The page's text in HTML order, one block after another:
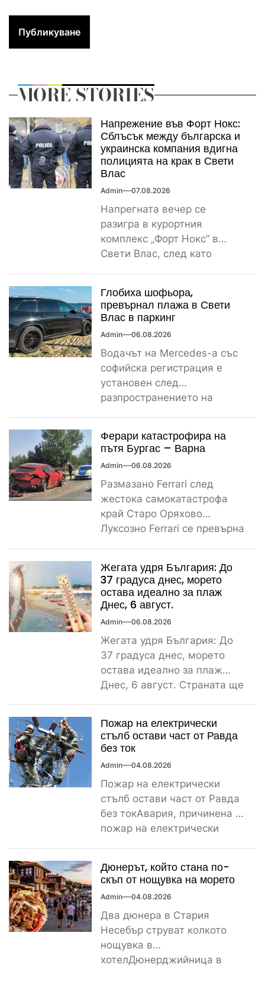
MORE STORIES
Напрежение във Форт Нокс:
Сблъсък между българска и
украинска компания вдигна
полицията на крак в Свети
Влас
Admin 07.08.2026
Напрегната вечер се
разигра в курортния
комплекс „Форт Нокс“ в
Свети Влас, след като
Глобиха шофьора,
превърнал плажа в Свети
Влас в паркинг
Admin 06.08.2026
Водачът на Mercedes-а със
софийска регистрация е
установен след
разпространението на
1000...
Ферари катастрофира на
пътя Бургас – Варна
Admin 06.08.2026
Размазано Ferrari след
жестока самокатастрофа
край Старо Оряхово
Луксозно Ferrari се превърна
сутрин...
Жегата удря България: До
37 градуса днес, морето
остава идеално за плаж
Днес, 6 август.
Admin 06.08.2026
Жегата удря България: До
37 градуса днес, морето
остава идеално за плаж
Днес, 6 август. Страната ще
Пожар на електрически
стълб остави част от Равда
без ток
Admin 04.08.2026
Пожар на електрически
стълб остави част от Равда
без токАвария, причинена от
пожар на електрически
Дюнерът, който стана по-
скъп от нощувка на морето
Admin 04.08.2026
Два дюнера в Стария
Несебър струват колкото
нощувка в
хотелДюнерджийница в